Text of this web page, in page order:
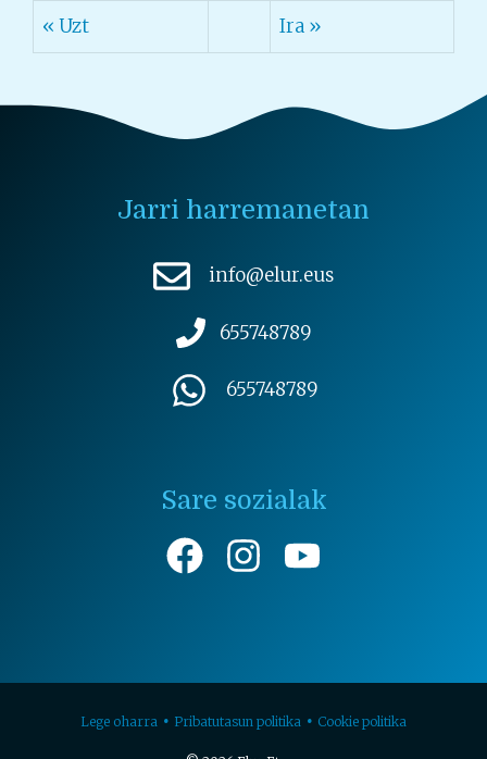
« Uzt Ira »
Jarri harremanetan
info@elur.eus
655748789
655748789
Sare sozialak
Lege oharra Pribatutasun politika Cookie politika